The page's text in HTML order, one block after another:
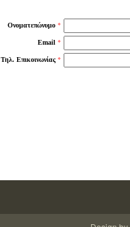
Ονοματεπώνυμο *
Email *
Τηλ. Επικοινωνίας *